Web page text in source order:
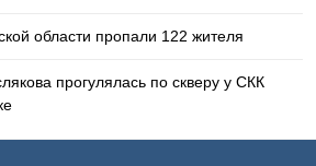
области пропали 122 жителя
прогулялась по скверу у СКК